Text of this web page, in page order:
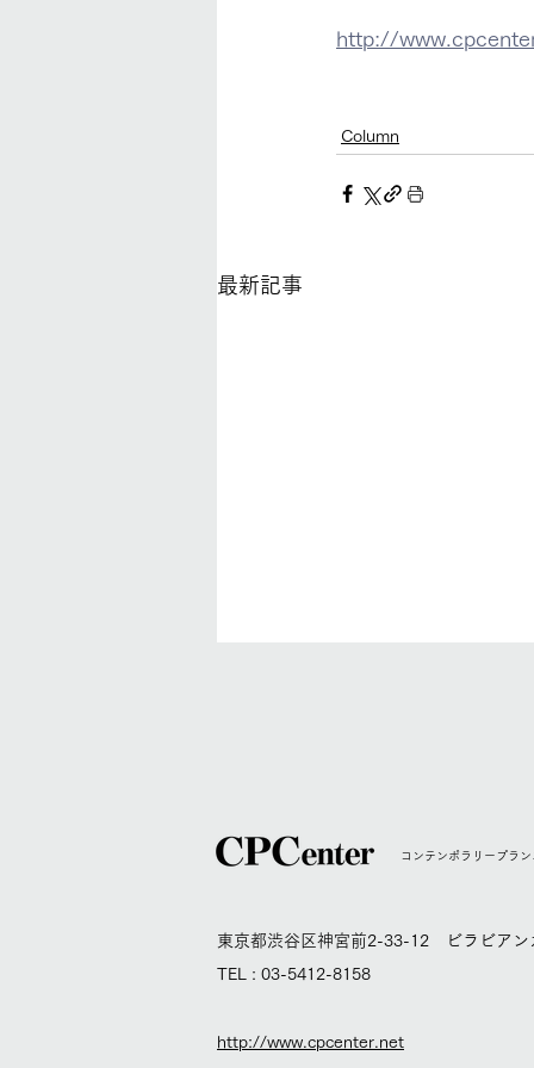
http://
Column
最新記事
【vol.63】バンクーバー、架
化した都市公園
コンテンポラリープラ
東京都渋谷区神宮前2-33-12 ビラビアン
TEL : 03-5412-8158
http://www.cpcenter.net